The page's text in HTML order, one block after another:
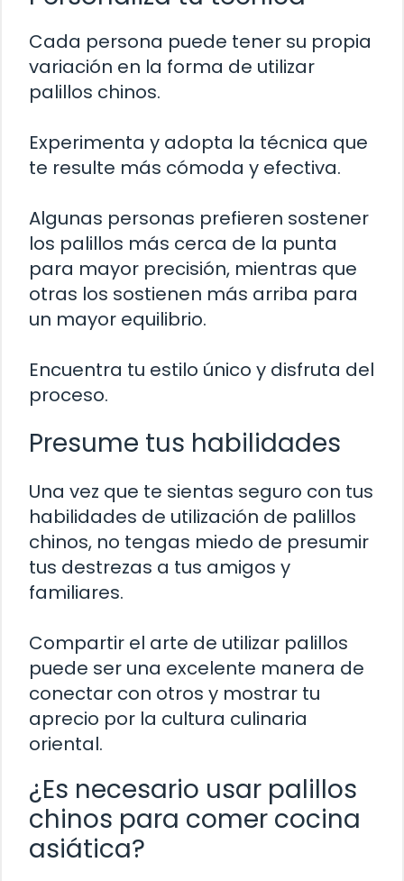
Cada persona puede tener su propia
variación en la forma de utilizar
palillos chinos.
Experimenta y adopta la técnica que
te resulte más cómoda y efectiva.
Algunas personas prefieren sostener
los palillos más cerca de la punta
para mayor precisión, mientras que
otras los sostienen más arriba para
un mayor equilibrio.
Encuentra tu estilo único y disfruta del
proceso.
Presume tus habilidades
Una vez que te sientas seguro con tus
habilidades de utilización de palillos
chinos, no tengas miedo de presumir
tus destrezas a tus amigos y
familiares.
Compartir el arte de utilizar palillos
puede ser una excelente manera de
conectar con otros y mostrar tu
aprecio por la cultura culinaria
oriental.
¿Es necesario usar palillos
chinos para comer cocina
asiática?